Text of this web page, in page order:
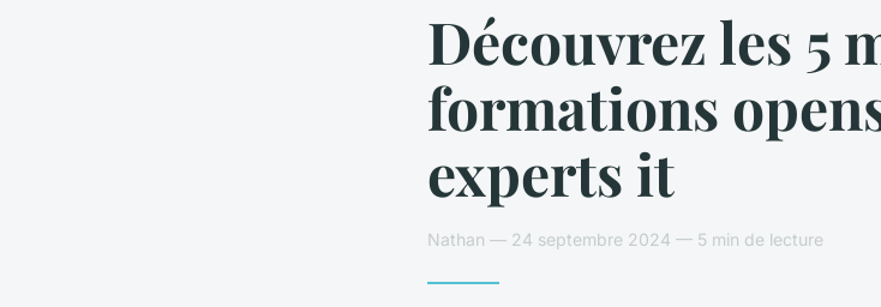
Découvrez les 5
formations
experts it
Nathan — 24 septembre 2024 — 5 min de lecture